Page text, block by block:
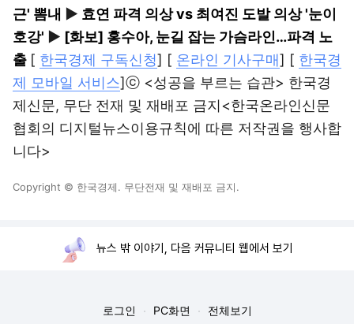
근' 뽐내 ▶ 효연 파격 의상 vs 최여진 도발 의상 '눈이
호강' ▶ [화보] 홍수아, 눈길 잡는 가슴라인…파격 노
출 [ 한국경제 구독신청] [ 온라인 기사구매] [ 한국경
제 모바일 서비스]ⓒ <성공을 부르는 습관> 한국경
제신문, 무단 전재 및 재배포 금지<한국온라인신문
협회의 디지털뉴스이용규칙에 따른 저작권을 행사합
니다>
Copyright © 한국경제. 무단전재 및 재배포 금지.
뉴스 밖 이야기, 다음 커뮤니티 웹에서 보기
로그인 PC화면 전체보기